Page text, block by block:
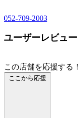
052-709-2003
ユーザーレビュー
この店舗を応援する！
ここから応援